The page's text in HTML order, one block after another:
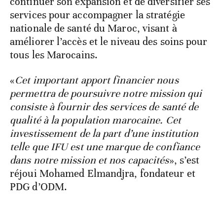
services pour accompagner la stratégie
nationale de santé du Maroc, visant à
améliorer l’accès et le niveau des soins pour
tous les Marocains.
«Cet important apport financier nous
permettra de poursuivre notre mission qui
consiste à fournir des services de santé de
qualité à la population marocaine. Cet
investissement de la part d’une institution
telle que IFU est une marque de confiance
dans notre mission et nos capacités», s’est
réjoui Mohamed Elmandjra, fondateur et
PDG d’ODM.